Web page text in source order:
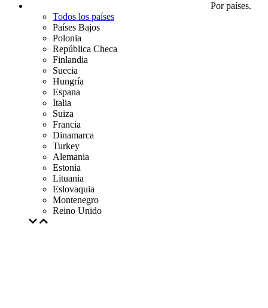
Por países.
Todos los países
Países Bajos
Polonia
República Checa
Finlandia
Suecia
Hungría
Espana
Italia
Suiza
Francia
Dinamarca
Turkey
Alemania
Estonia
Lituania
Eslovaquia
Montenegro
Reino Unido